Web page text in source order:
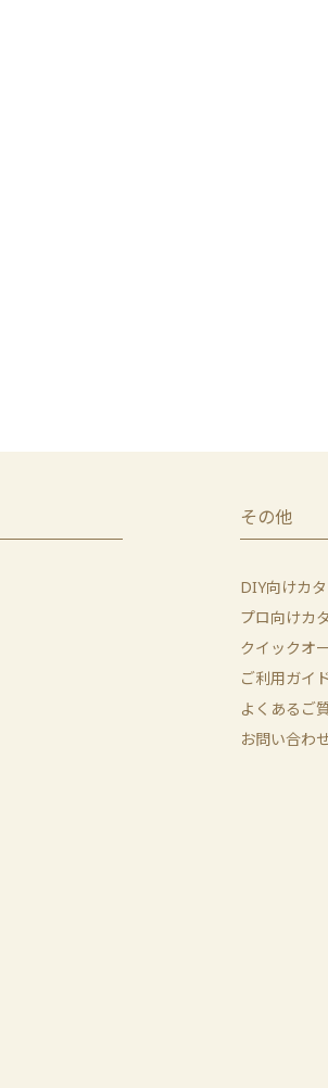
その他
DIY向けカ
プロ向けカ
クイックオ
ご利用ガイド
よくあるご
お問い合わ